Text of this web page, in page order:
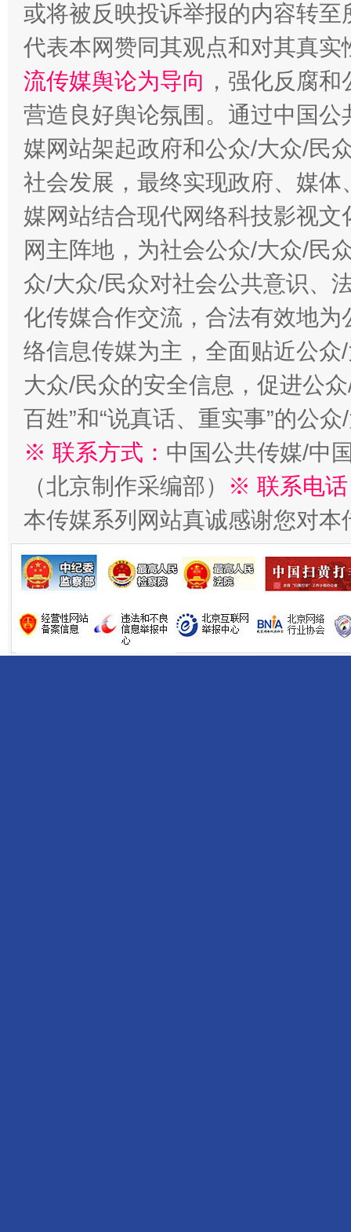
一纸欠条伤亲情 巡回调解促和解..
法徽映军营 权益有保障
一批国家标准开始实施 从
或将被反映投诉举报的内容转
代表本网赞同其观点和对其真实
流传媒舆论为导向 ，强化反腐
营造良好舆论氛围。通过中国
媒网站架起政府和公众/大众/民
社会发展，最终实现政府、媒
媒网站结合现代网络科技影视
网主阵地，为社会公众/大众/民
众/大众/民众对社会公共意识、
化传媒合作交流，合法有效地
络信息传媒为主，全面贴近公
大众/民众的安全信息，促进公
百姓”和“说真话、重实事”的公
※ 联系方式： 中国公共传媒/中
（北京制作采编部）
※ 联系电
本传媒系列网站真诚感谢您对